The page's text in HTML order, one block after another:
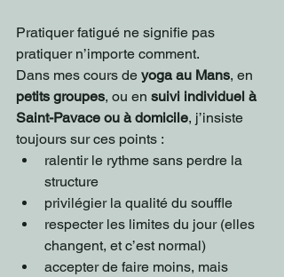
Pratiquer fatigué ne signifie pas
pratiquer n’importe comment.
Dans mes cours de yoga au Mans, en
petits groupes, ou en suivi individuel à
Saint-Pavace ou à domicile, j’insiste
toujours sur ces points :
ralentir le rythme sans perdre la
structure
privilégier la qualité du souffle
respecter les limites du jour (elles
changent, et c’est normal)
accepter de faire moins, mais